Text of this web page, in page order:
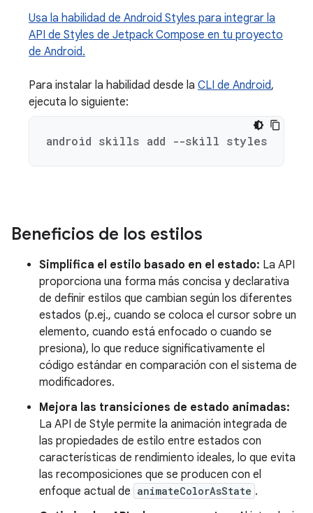
Usa la habilidad de Android Styles para integrar la
API de Styles de Jetpack Compose en tu proyecto
de Android.
Para instalar la habilidad desde la CLI de Android,
ejecuta lo siguiente:
android skills add --skill styles
Beneficios de los estilos
Simplifica el estilo basado en el estado: La API
proporciona una forma más concisa y declarativa
de definir estilos que cambian según los diferentes
estados (p.ej., cuando se coloca el cursor sobre un
elemento, cuando está enfocado o cuando se
presiona), lo que reduce significativamente el
código estándar en comparación con el sistema de
modificadores.
Mejora las transiciones de estado animadas:
La API de Style permite la animación integrada de
las propiedades de estilo entre estados con
características de rendimiento ideales, lo que evita
las recomposiciones que se producen con el
enfoque actual de animateColorAsState .